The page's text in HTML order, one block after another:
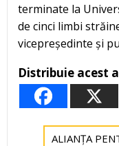
terminate la
de cinci limbi
vicepreședinte și
Distribuie acest
ALIANȚA